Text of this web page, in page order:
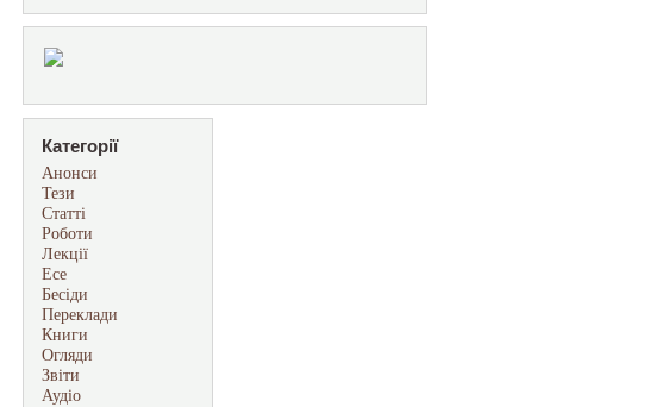
Категорії
Анонси
Тези
Статті
Роботи
Лекції
Есе
Бесіди
Переклади
Книги
Огляди
Звіти
Аудіо